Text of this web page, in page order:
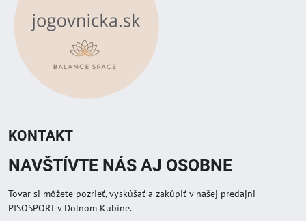
KONTAKT
NAVŠTÍVTE NÁS AJ OSOBNE
Tovar si môžete pozrieť, vyskúšať a zakúpiť v našej predajni
PISOSPORT v Dolnom Kubíne.